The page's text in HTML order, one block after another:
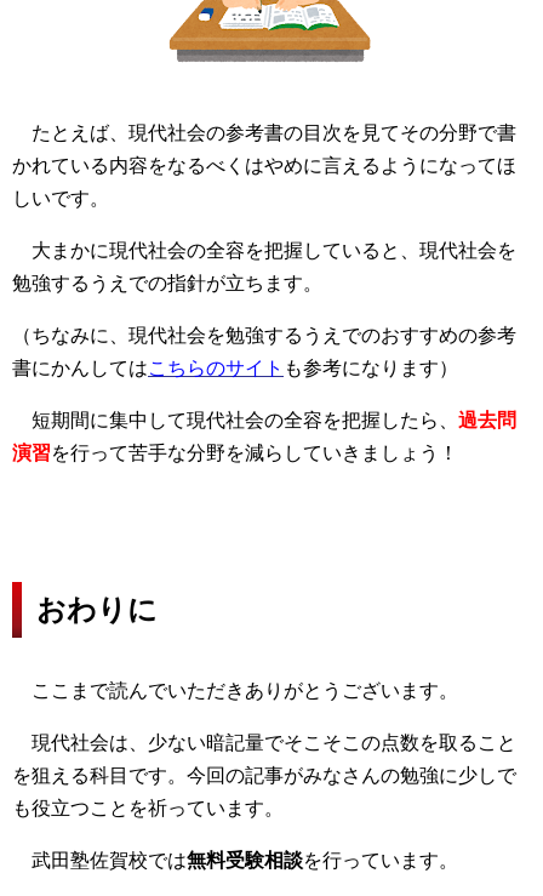
たとえば、現代社会の参考書の目次を見てその分野で書
かれている内容をなるべくはやめに言えるようになってほ
しいです。
大まかに現代社会の全容を把握していると、現代社会を
勉強するうえでの指針が立ちます。
（ちなみに、現代社会を勉強するうえでのおすすめの参考
書にかんしてはこちらのサイト も参考になります）
短期間に集中して現代社会の全容を把握したら、 過去問
演習を行って苦手な分野を減らしていきましょう！
おわりに
ここまで読んでいただきありがとうございます。
現代社会は、少ない暗記量でそこそこの点数を取ること
を狙える科目です。今回の記事がみなさんの勉強に少しで
も役立つことを祈っています。
武田塾佐賀校では無料受験相談を行っています。